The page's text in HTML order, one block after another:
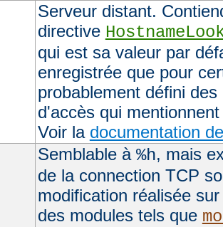
Serveur distant.
directive
qui est sa valeur par
enregistrée que pour
probablement défini
d'accès qui
Voir la documentation
Semblable à %h, mais
de la connection TCP
modification réalisée
des modules tels que